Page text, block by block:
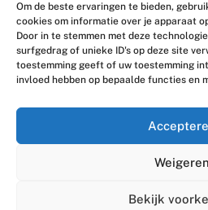
Om de beste ervaringen te bieden,
cookies om informatie over je apparaat
Door in te stemmen met deze
surfgedrag of unieke ID's op deze site
toestemming geeft of uw toestemming
invloed hebben op bepaalde functies en
Weigeren
Bekijk
Contact
Houttuinlaan 8
3447 GM Woerden